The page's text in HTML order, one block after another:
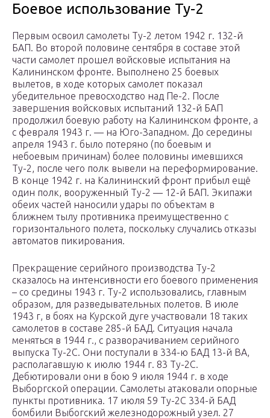
Боевое использование Ту-2
Первым освоил самолеты Ту-2 летом 1942 г. 132-й
БАП. Во второй половине сентября в составе этой
части самолет прошел войсковые испытания на
Калининском фронте. Выполнено 25 боевых
вылетов, в ходе которых самолет показал
убедительное превосходство над Пе-2. После
завершения войсковых испытаний 132-й БАП
продолжил боевую работу на Калининском фронте, а
с февраля 1943 г. — на Юго-Западном. До середины
апреля 1943 г. было потеряно (по боевым и
небоевым причинам) более половины имевшихся
Ту-2, после чего полк вывели на переформирование.
В конце 1942 г. на Калининский фронт прибыл ещё
один полк, вооруженный Ту-2 — 12-й БАП. Экипажи
обеих частей наносили удары по объектам в
ближнем тылу противника преимущественно с
горизонтального полета, поскольку случались отказы
автоматов пикирования.
Прекращение серийного производства Ту-2
сказалось на интенсивности его боевого применения
– со средины 1943 г. Ту-2 использовались, главным
образом, для разведывательных полетов. В июле
1943 г, в боях на Курской дуге участвовали 18 таких
самолетов в составе 285-й БАД. Ситуация начала
меняться в 1944 г., с разворачиванием серийного
выпуска Ту-2С. Они поступали в 334-ю БАД 13-й ВА,
располагавшую к июлю 1944 г. 83 Ту-2С.
Дебютировали они в бою 9 июля 1944 г. в ходе
Выборгской операции. Самолеты атаковали опорные
пункты противника. 17 июля 59 Ту-2С 334-й БАД
бомбили Выбогский железнодорожный узел. 27